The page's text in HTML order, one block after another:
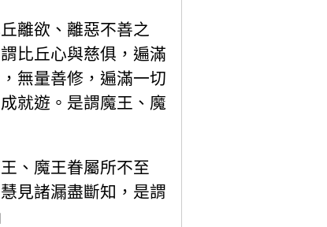
離欲、離惡不善之
比丘心與慈俱，遍滿
無量善修，遍滿一切
就遊。是謂魔王、魔
、魔王眷屬所不至
見諸漏盡斷知，是謂